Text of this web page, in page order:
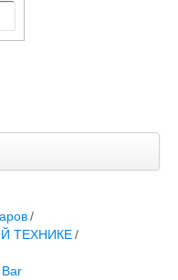
ТЕХНИКЕ
РВД И ДРУГОЕ
/
ТЕХНИКЕ/